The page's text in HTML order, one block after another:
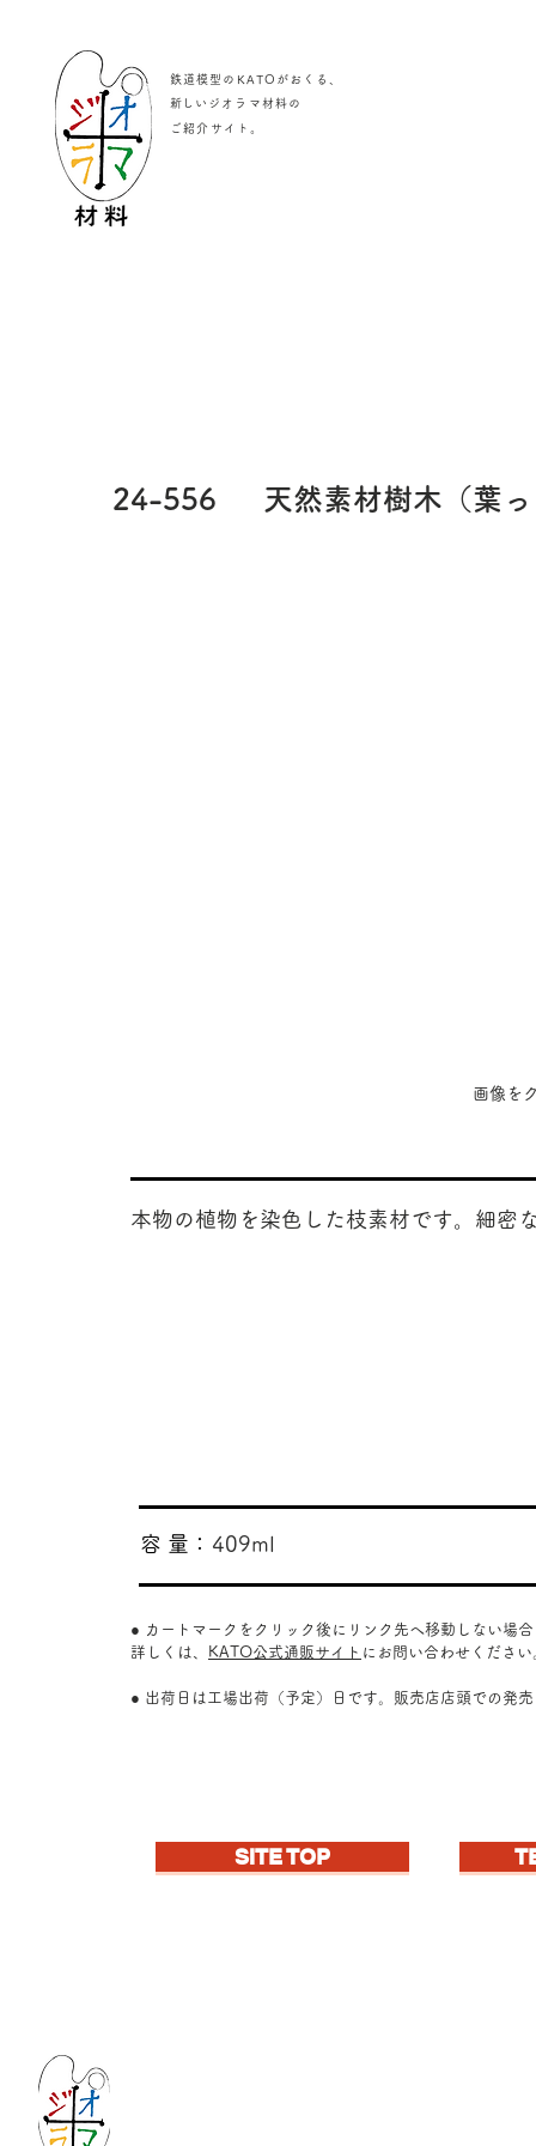
鉄道模型のKATOがおくる、
​新しいジオラマ材料の
ご紹介サイト
24-556 天然素材樹木（葉
画像を
本物の植物を染色した枝素材です。細密
409ml
​容 量：
● カートマークをクリック後にリンク先へ移動しない場
詳しくは、
KATO公式通販サイト にお問い合わせください
● 出荷日は工場出荷（予定）日です。販売店店頭での発
SITE TOP